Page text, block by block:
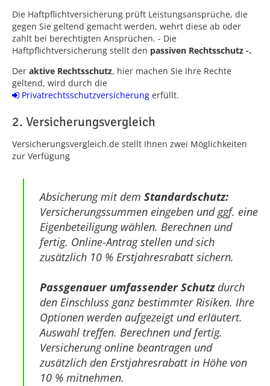
Die Haftpflichtversicherung prüft Leistungsansprüche, die
gegen Sie geltend gemacht werden, wehrt diese ab oder
zahlt bei berechtigten Ansprüchen. - Die
Haftpflichtversicherung stellt den passiven Rechtsschutz -.
Der aktive Rechtsschutz, hier machen Sie Ihre Rechte
geltend, wird durch die
Privatrechtsschutzversicherung erfüllt.
2. Versicherungsvergleich
Versicherungsvergleich.de stellt Ihnen zwei Möglichkeiten
zur Verfügung
Absicherung mit dem Standardschutz:
Versicherungssummen eingeben und ggf. eine
Eigenbeteiligung wählen. Berechnen und
fertig. Online-Antrag stellen und sich
zusätzlich 10 % Erstjahresrabatt sichern.
Passgenauer umfassender Schutzdurch
den Einschluss ganz bestimmter Risiken. Ihre
Optionen werden aufgezeigt und erläutert.
Auswahl treffen. Berechnen und fertig.
Versicherung online beantragen und
zusätzlich den Erstjahresrabatt in Höhe von
10 % mitnehmen.